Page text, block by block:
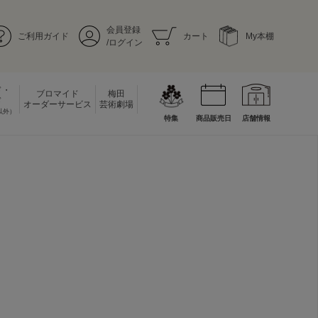
ご利用ガイド
会員登録
/ログイン
カート My本棚
）
ブロマイド
オーダーサービス
梅田
芸術劇場
特集 商品販売日 店舗情報